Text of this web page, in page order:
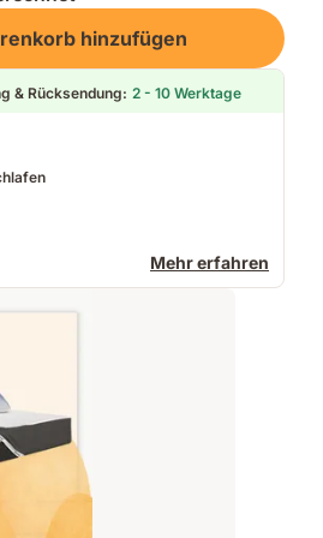
hinzufügen
& Rücksendung: 2 - 10 Werktage
Mehr erfahren